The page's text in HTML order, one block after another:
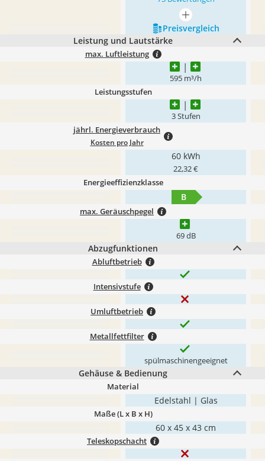
mehr anzeigen
Preis­vergleich
Leistung und Lautstärke
max. Luftleistung
595 m³/h
Leistungsstufen
3 Stufen
jährl. Energieverbrauch
Kosten pro Jahr
60 kWh
22,32 €
Energieeffizienzklasse
B
max. Geräuschpegel
69 dB
Abzugfunktionen
Abluftbetrieb
Intensivstufe
Umluftbetrieb
Metallfettfilter
spülmaschinengeeignet
Gehäuse & Bedienung
Material
Edelstahl | Glas
Maße (L x B x H)
60 x 45 x 43 cm
Teleskopschacht